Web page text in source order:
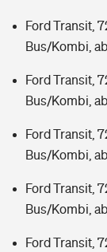
Ford Transit,
Bus/Kombi,
Ford Transit,
Bus/Kombi,
Ford Transit,
Bus/Kombi,
Ford Transit,
Bus/Kombi,
Ford Transit,